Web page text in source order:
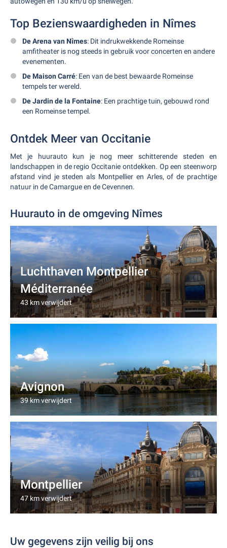
Top Bezienswaardigheden in Nîmes
De Arena van Nîmes: Dit indrukwekkende Romeinse
amfitheater is nog steeds in gebruik voor concerten en andere
evenementen.
De Maison Carré: Een van de best bewaarde Romeinse
tempels ter wereld.
De Jardin de la Fontaine: Een prachtige tuin, gebouwd rond
een Romeinse tempel.
Ontdek Meer van Occitanie
Met je huurauto kun je nog meer schitterende steden en
landschappen in de regio Occitanie ontdekken. Op een steenworp
afstand vind je steden als Montpellier en Arles, of de prachtige
natuur in de Camargue en de Cevennen.
Huurauto in de omgeving Nîmes
Luchthaven Montpellier
Méditerranée
43 km verwijdert
Avignon
39 km verwijdert
Montpellier
47 km verwijdert
Uw gegevens zijn veilig bij ons